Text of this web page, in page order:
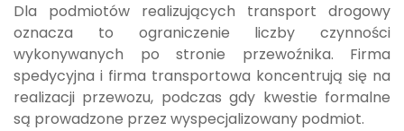
Dla podmiotów realizujących transport drogowy
oznacza to ograniczenie liczby czynności
wykonywanych po stronie przewoźnika. Firma
spedycyjna i firma transportowa koncentrują się na
realizacji przewozu, podczas gdy kwestie formalne
są prowadzone przez wyspecjalizowany podmiot.